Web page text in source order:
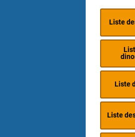
Liste
Liste
Liste